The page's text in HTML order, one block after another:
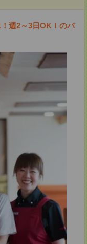
週2～3日OK！のバ